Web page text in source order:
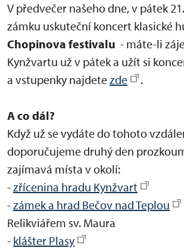
V předvečer našeho dne, v pátek
zámku uskuteční koncert klasické
Chopinova festivalu - máte-li
Kynžvartu už v pátek a užít si
a vstupenky najdetezde .
A co dál?
Když už se vydáte do tohoto
doporučujeme druhý den
zajímavá místa v okolí:
-zřícenina hradu Kynžvart
-zámek a hrad Bečov nad Teplou
Relikviářem sv. Maura
- klášter Plasy